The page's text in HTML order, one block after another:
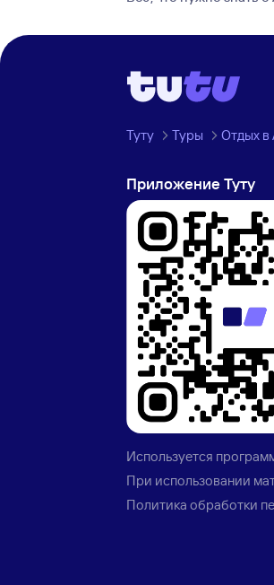
Туту Туры Отдых
Приложение Туту
Используется
При использовании
Политика обработки